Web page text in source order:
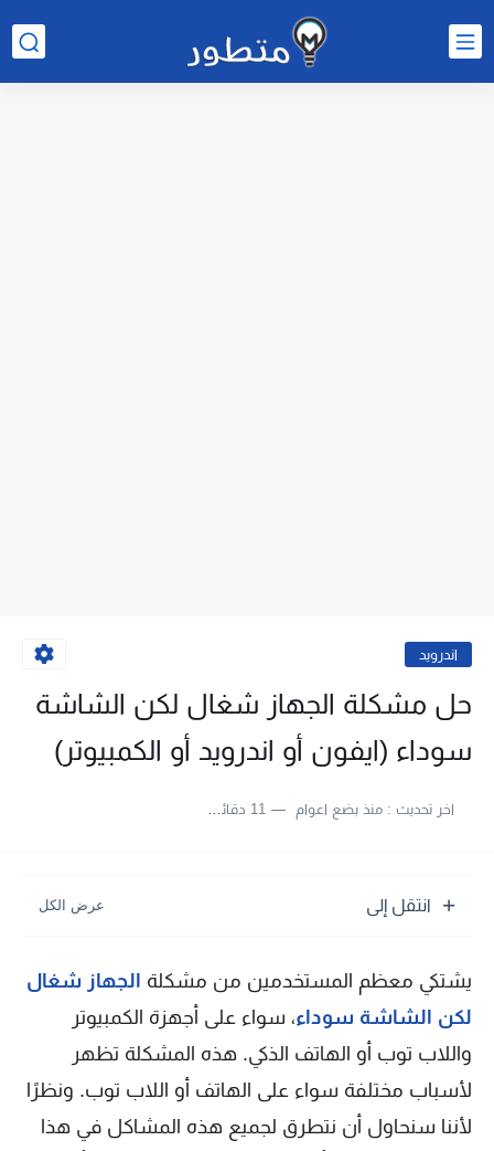
اندرويد
حل مشكلة الجهاز شغال لكن الشاشة
سوداء (ايفون أو اندرويد أو الكمبيوتر)
اخر تحديث :منذ بضع اعوام 11 دقائق للقراءة
انتقل إلى
يشتكي معظم المستخدمين من مشكلة الجهاز شغال
لكن الشاشة سوداء، سواء على أجهزة الكمبيوتر
واللاب توب أو الهاتف الذكي. هذه المشكلة تظهر
لأسباب مختلفة سواء على الهاتف أو اللاب توب. ونظرًا
لأننا سنحاول أن نتطرق لجميع هذه المشاكل في هذا